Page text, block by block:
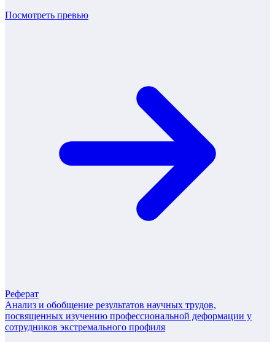
Посмотреть превью
Реферат
Анализ и обобщение результатов научных трудов,
посвященных изучению профессиональной деформации у
сотрудников экстремального профиля